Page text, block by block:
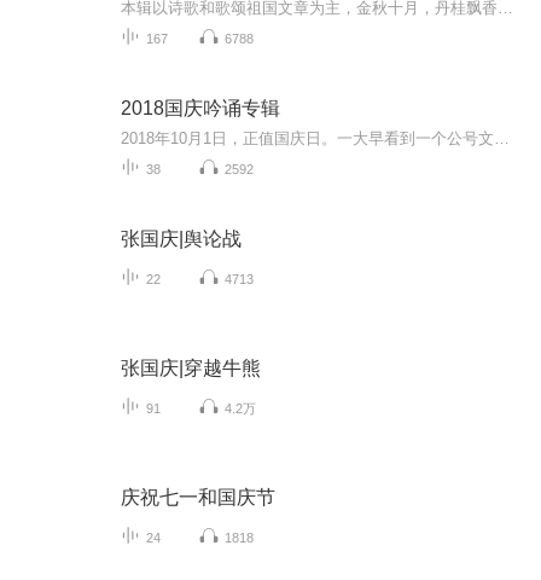
167 6788
2018国庆吟诵专辑
38 2592
张国庆|舆论战
22 4713
张国庆|穿越牛熊
91 4.2万
庆祝七一和国庆节
24 1818